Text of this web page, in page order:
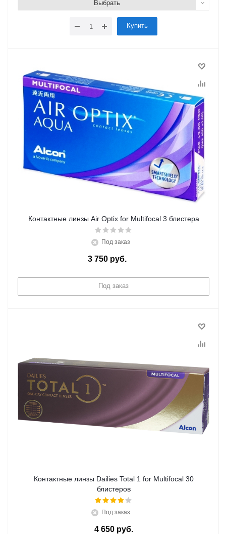
Выбрать
Купить
Контактные линзы Air Optix for Multifocal 3 блистера
Под заказ
3 750 руб.
Под заказ
Контактные линзы Dailies Total 1 for Multifocal 30
блистеров
Под заказ
4 650 руб.